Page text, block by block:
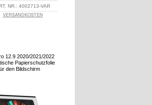
NR.: 4002713-VAR
VERSANDKOSTEN
12.9 2020/2021/2022
Papierschutzfolie
den Bildschirm